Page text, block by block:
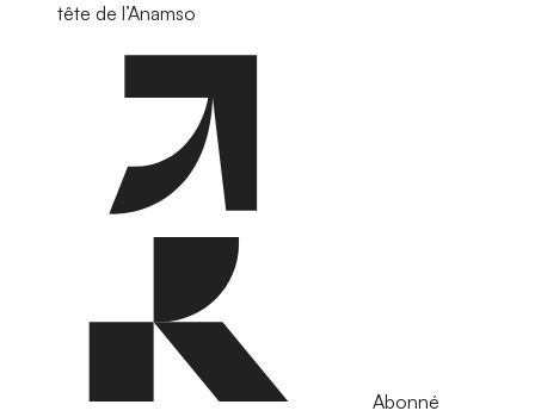
tête de l’Anamso
Abonné